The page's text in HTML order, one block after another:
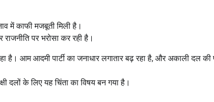
में काफी मजबूती मिली है।
पर भरोसा कर रही है।
है। आम आदमी पार्टी का जनाधार लगातार बढ़ रहा है, और अकाली दल
दलों के लिए यह चिंता का विषय बन गया है।